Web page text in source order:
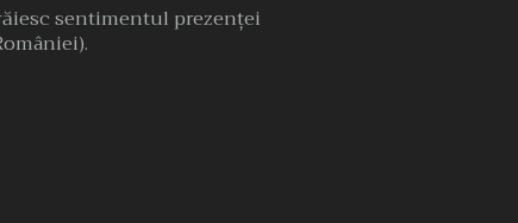
sentimentul prezenţei